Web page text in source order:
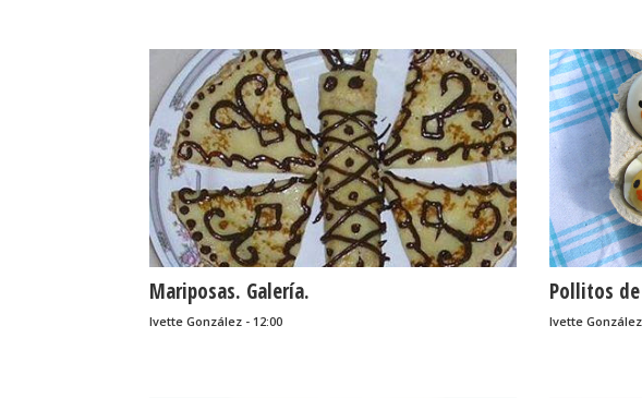
Mariposas. Galería.
Ivette González - 12:00
Pollitos
Ivette González